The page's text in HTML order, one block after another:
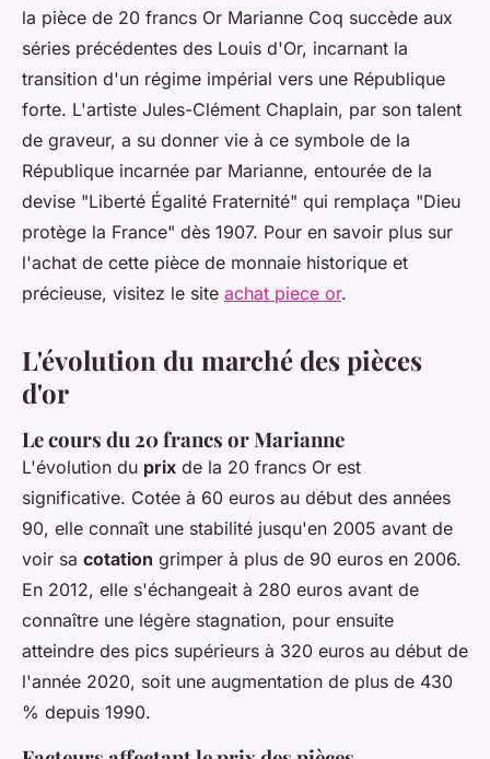
la pièce de 20 francs Or Marianne Coq succède aux
séries précédentes des Louis d'Or, incarnant la
transition d'un régime impérial vers une République
forte. L'artiste Jules-Clément Chaplain, par son talent
de graveur, a su donner vie à ce symbole de la
République incarnée par Marianne, entourée de la
devise "Liberté Égalité Fraternité" qui remplaça "Dieu
protège la France" dès 1907. Pour en savoir plus sur
l'achat de cette pièce de monnaie historique et
précieuse, visitez le site achat piece or.
L'évolution du marché des pièces
d'or
Le cours du 20 francs or Marianne
L'évolution du prix de la 20 francs Or est
significative. Cotée à 60 euros au début des années
90, elle connaît une stabilité jusqu'en 2005 avant de
voir sa cotation grimper à plus de 90 euros en 2006.
En 2012, elle s'échangeait à 280 euros avant de
connaître une légère stagnation, pour ensuite
atteindre des pics supérieurs à 320 euros au début de
l'année 2020, soit une augmentation de plus de 430
% depuis 1990.